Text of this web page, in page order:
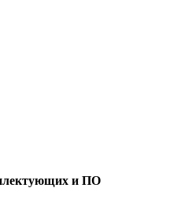
и ПО